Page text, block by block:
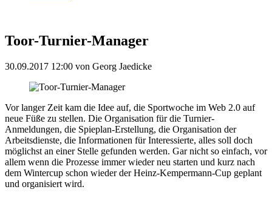
Toor-Turnier-Manager
30.09.2017 12:00 von Georg Jaedicke
Vor langer Zeit kam die Idee auf, die Sportwoche im Web 2.0 auf
neue Füße zu stellen. Die Organisation für die Turnier-
Anmeldungen, die Spieplan-Erstellung, die Organisation der
Arbeitsdienste, die Informationen für Interessierte, alles soll doch
möglichst an einer Stelle gefunden werden. Gar nicht so einfach, vor
allem wenn die Prozesse immer wieder neu starten und kurz nach
dem Wintercup schon wieder der Heinz-Kempermann-Cup geplant
und organisiert wird.